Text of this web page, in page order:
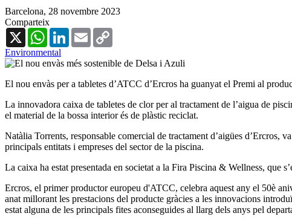
Barcelona, 28 novembre 2023
Comparteix
X
WhatsAppLinkedInEmail
Environmental
El nou envàs per a tabletes d’ATCC d’Ercros ha guanyat el Premi al
La innovadora caixa de tabletes de clor per al tractament de l’aigua de
el material de la bossa interior és de plàstic reciclat.
Natàlia Torrents, responsable comercial de tractament d’aigües d’Ercros,
principals entitats i empreses del sector de la piscina.
La caixa ha estat presentada en societat a la Fira Piscina & Wellness, que
Ercros, el primer productor europeu d'ATCC, celebra aquest any el 50è
anat millorant les prestacions del producte gràcies a les innovacions
estat alguna de les principals fites aconseguides al llarg dels anys pel